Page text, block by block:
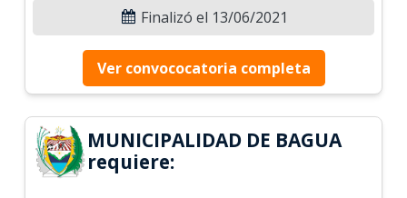
Finalizó el 13/06/2021
Ver convococatoria completa
MUNICIPALIDAD DE BAGUA
requiere: